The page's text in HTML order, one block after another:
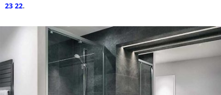
23 22.